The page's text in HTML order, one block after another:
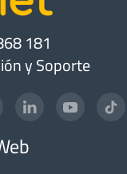
181
y Soporte